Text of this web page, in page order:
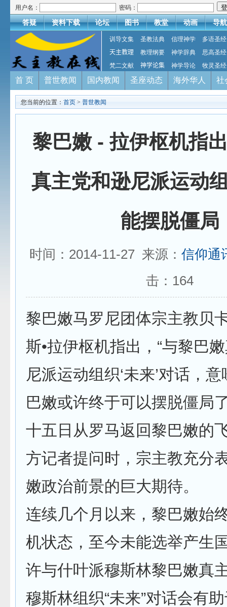
用户名： 密码：
答疑 资料下载 论坛 图书 教堂 动画 导航
训导文集 圣教法典 信理神学
多语圣经
天主教理
教理纲要 神学辞典
思高圣经
梵二文献
神学论集 神学导论 牧灵圣经
首 页 普世教闻 国内教闻 圣座动态 海外华人 社
您当前的位置： 首页 > 普世教闻
黎巴嫩 - 拉伊枢机指
真主党和逊尼派运动
能摆脱僵局
时间：2014-11-27 来源： 信仰通
击： 164
黎巴嫩马罗尼团体宗主教贝
斯•拉伊枢机指出，“与黎巴
尼派运动组织‘未来’对话，
巴嫩或许终于可以摆脱僵局
十五日从罗马返回黎巴嫩的
方记者提问时，宗主教充分
嫩政治前景的巨大期待。
连续几个月以来，黎巴嫩始
机状态，至今未能选举产生
许与什叶派穆斯林黎巴嫩真
穆斯林组织“未来”对话会有